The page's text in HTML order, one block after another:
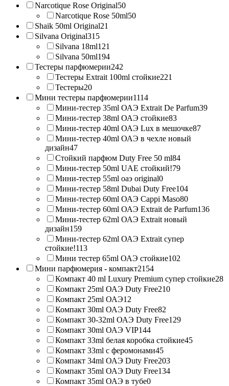
Narcotique Rose Original50
Narcotique Rose 50ml50
Shaik 50ml Original21
Silvana Original315
Silvana 18ml121
Silvana 50ml194
Тестеры парфюмерии242
Тестеры Extrait 100ml стойкие221
Тестеры20
Мини тестеры парфюмерии1114
Мини-тестер 35ml ОАЭ Extrait De Parfum39
Мини-тестер 38ml ОАЭ стойкие83
Мини-тестер 40ml ОАЭ Lux в мешочке87
Мини-тестер 40ml ОАЭ в чехле новый
дизайн47
Стойкий парфюм Duty Free 50 ml84
Мини-тестер 50ml UAE стойкий!79
Мини-тестер 55ml оаэ original0
Мини-тестер 58ml Dubai Duty Free104
Мини-тестер 60ml ОАЭ Cappi Maso80
Мини-тестер 60ml ОАЭ Extrait de Parfum136
Мини-тестер 62ml ОАЭ Extrait новый
дизайн159
Мини-тестер 62ml ОАЭ Extrait супер
стойкие!113
Мини тестер 65ml ОАЭ стойкие102
Мини парфюмерия - компакт2154
Компакт 40 ml Luxury Premium супер стойкие28
Компакт 25ml ОАЭ Duty Free210
Компакт 25ml ОАЭ12
Компакт 30ml ОАЭ Duty Free82
Компакт 30-32ml ОАЭ Duty Free129
Компакт 30ml ОАЭ VIP144
Компакт 33ml белая коробка стойкие45
Компакт 33ml с феромонами45
Компакт 34ml ОАЭ Duty Free203
Компакт 35ml ОАЭ Duty Free134
Компакт 35ml ОАЭ в тубе0